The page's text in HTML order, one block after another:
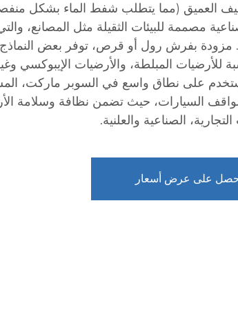
العميق (مما يتطلب شفط الماء بشكل
مصممة للبيئات الثقيلة مثل المصانع،
مزودة بفرش رول أو قرص، توفر بعض النماذج
للأرضيات المبلطة، والأرضيات الإيبوكسي
على نطاق واسع في السوبر ماركت،
السيارات، حيث تضمن نظافة وسلامة
الصناعية والعلنية.
على عرض أسعار